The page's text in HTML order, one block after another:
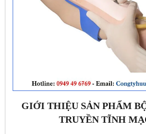
GIỚI THIỆU SẢN PHẨM
TRUYỀN TĨNH